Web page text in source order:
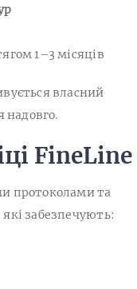
1–3 місяців
власний
надовго.
FineLine
протоколами та
забезпечують: